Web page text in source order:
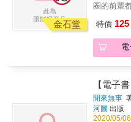
金石堂
圈的前輩
音樂創作
「他」竟
特價 125
【電子
閒來無事
河圖 出版
2020/05/